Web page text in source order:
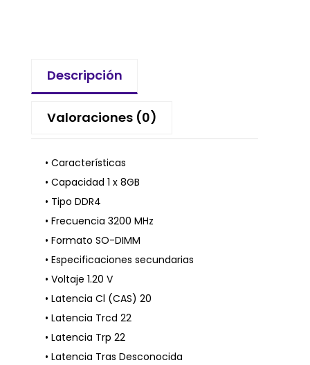
Descripción
Valoraciones (0)
• Características
• Capacidad 1 x 8GB
• Tipo DDR4
• Frecuencia 3200 MHz
• Formato SO-DIMM
• Especificaciones secundarias
• Voltaje 1.20 V
• Latencia Cl (CAS) 20
• Latencia Trcd 22
• Latencia Trp 22
• Latencia Tras Desconocida